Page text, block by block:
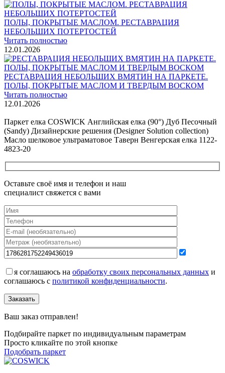
ПОЛЫ, ПОКРЫТЫЕ МАСЛОМ. РЕСТАВРАЦИЯ
НЕБОЛЬШИХ ПОТЕРТОСТЕЙ
Читать полностью
12.01.2026
РЕСТАВРАЦИЯ НЕБОЛЬШИХ ВМЯТИН НА ПАРКЕТЕ.
ПОЛЫ, ПОКРЫТЫЕ МАСЛОМ И ТВЕРДЫМ ВОСКОМ
Читать полностью
12.01.2026
Паркет елка COSWICK Английская елка (90°) Дуб Песочный
(Sandy) Дизайнерские решения (Designer Solution collection)
Масло шелковое ультраматовое Таверн Венгерская елка 1122-
4823-20
Оставьте своё имя и телефон и наш
специалист свяжется с вами
я соглашаюсь на обработку своих персональных данных и
соглашаюсь с политикой конфиденциальности.
Заказать
Ваш заказ отправлен!
Подбирайте паркет по индивидуальным параметрам
Просто кликайте по этой кнопке
Подобрать паркет